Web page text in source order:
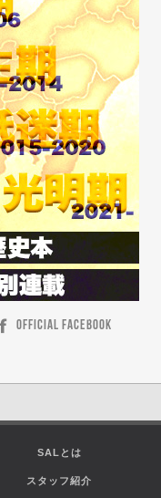
OFFICIAL FACEBOOK
SALとは
スタッフ紹介